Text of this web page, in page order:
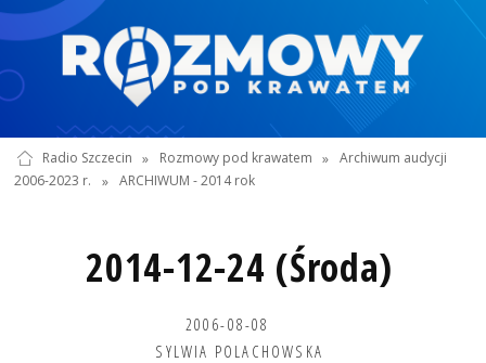
Radio Szczecin » Rozmowy pod krawatem » Archiwum audycji
2006-2023 r.
» ARCHIWUM - 2014 rok
2014-12-24 (Środa)
2006-08-08
SYLWIA POLACHOWSKA